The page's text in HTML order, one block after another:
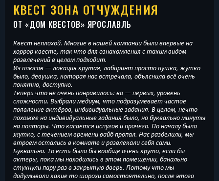
КВЕСТ ЗОНА ОТЧУЖДЕНИЯ
ОТ «ДОМ КВЕСТОВ» ЯРОСЛАВЛЬ
Квест неплохой. Многие в нашей компании были впервые на
хоррор квесте, так что для ознакомления с таким видом
развлечений в целом подходит.
Из плюсов — локация крутая, лабиринт просто пушка, жутко
было, девушка, которая нас встречала, объяснила всё очень
понятно, доступно.
Теперь что не очень понравилось: во — первых, уровень
сложности. Выбрали медиум, что подразумевает частое
появление актёров, индивидуальные задания. В целом, нечто
похожее на индивидуальные задания было, но буквально минуты
на полторы. Что касается испугов и прочего. По началу было
жутко, с течением времени вайб пропал. Нас разделили, мы
втроем остались в комнате и развлекали себя сами.
Буквально. То есть было бы вообще очень круто, если бы
актеры, пока мы находились в этом помещении, банально
стукнули пару раз в закрытую дверь. Потому что мы
додумывали какие то шорохи самостоятельно, после этого